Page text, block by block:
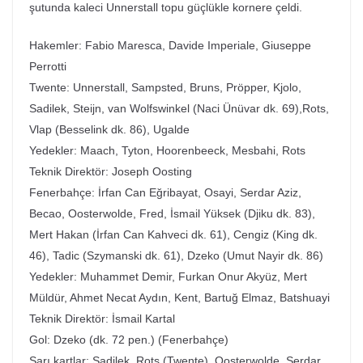
şutunda kaleci Unnerstall topu güçlükle kornere çeldi.
Hakemler: Fabio Maresca, Davide Imperiale, Giuseppe
Perrotti
Twente: Unnerstall, Sampsted, Bruns, Pröpper, Kjolo,
Sadilek, Steijn, van Wolfswinkel (Naci Ünüvar dk. 69),Rots,
Vlap (Besselink dk. 86), Ugalde
Yedekler: Maach, Tyton, Hoorenbeeck, Mesbahi, Rots
Teknik Direktör: Joseph Oosting
Fenerbahçe: İrfan Can Eğribayat, Osayi, Serdar Aziz,
Becao, Oosterwolde, Fred, İsmail Yüksek (Djiku dk. 83),
Mert Hakan (İrfan Can Kahveci dk. 61), Cengiz (King dk.
46), Tadic (Szymanski dk. 61), Dzeko (Umut Nayir dk. 86)
Yedekler: Muhammet Demir, Furkan Onur Akyüz, Mert
Müldür, Ahmet Necat Aydın, Kent, Bartuğ Elmaz, Batshuayi
Teknik Direktör: İsmail Kartal
Gol: Dzeko (dk. 72 pen.) (Fenerbahçe)